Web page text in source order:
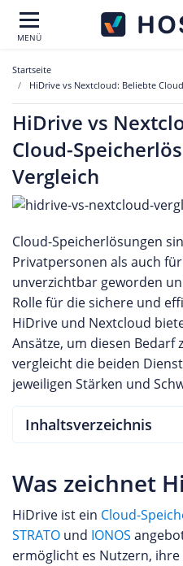
MENÜ
Startseite
HiDrive vs Nextcloud: Beliebte
HiDrive vs
Cloud-
Vergleich
Cloud-Speicherlösungen
Privatpersonen als auch
unverzichtbar geworden
Rolle für die sichere und
HiDrive und Nextcloud
Ansätze, um diesen Bedarf
vergleicht die beiden
jeweiligen Stärken und
Inhaltsverzeichnis
Was zeichnet
HiDrive ist ein Cloud-
STRATO und IONOS
ermöglicht es Nutzern,